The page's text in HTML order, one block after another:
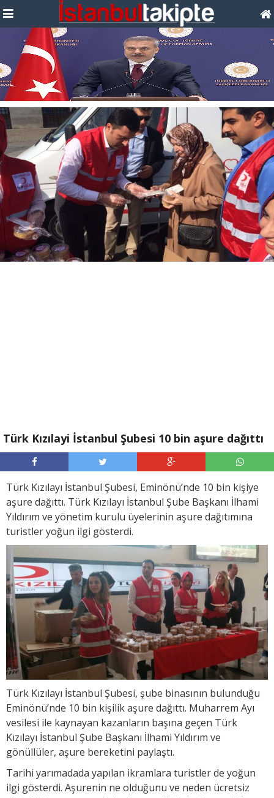
Türk Kızılayi İstanbul Şubesi 10 bin aşure dağıttı
Türk Kızılayı İstanbul Şubesi, Eminönü’nde 10 bin kişiye
aşure dağıttı. Türk Kızılayı İstanbul Şube Başkanı İlhami
Yıldırım ve yönetim kurulu üyelerinin aşure dağıtımına
turistler yoğun ilgi gösterdi.
Türk Kızılayı İstanbul Şubesi, şube binasının bulunduğu
Eminönü’nde 10 bin kişilik aşure dağıttı. Muharrem Ayı
vesilesi ile kaynayan kazanların başına geçen Türk
Kızılayı İstanbul Şube Başkanı İlhami Yıldırım ve
gönüllüler, aşure bereketini paylaştı.
Tarihi yarımadada yapılan ikramlara turistler de yoğun
ilgi gösterdi. Aşurenin ne olduğunu ve neden ücretsiz